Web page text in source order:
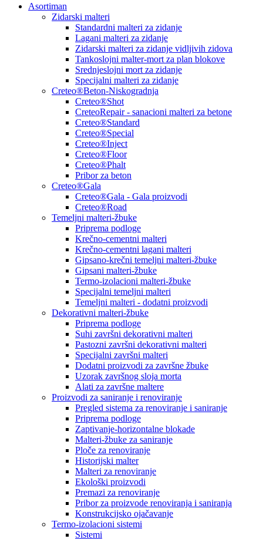
Asortiman
Zidarski malteri
Standardni malteri za zidanje
Lagani malteri za zidanje
Zidarski malteri za zidanje vidljivih zidova
Tankoslojni malter-mort za plan blokove
Srednjeslojni mort za zidanje
Specijalni malteri za zidanje
Creteo®Beton-Niskogradnja
Creteo®Shot
CreteoRepair - sanacioni malteri za betone
Creteo®Standard
Creteo®Special
Creteo®Inject
Creteo®Floor
Creteo®Phalt
Pribor za beton
Creteo®Gala
Creteo®Gala - Gala proizvodi
Creteo®Road
Temeljni malteri-žbuke
Priprema podloge
Krečno-cementni malteri
Krečno-cementni lagani malteri
Gipsano-krečni temeljni malteri-žbuke
Gipsani malteri-žbuke
Termo-izolacioni malteri-žbuke
Specijalni temeljni malteri
Temeljni malteri - dodatni proizvodi
Dekorativni malteri-žbuke
Priprema podloge
Suhi završni dekorativni malteri
Pastozni završni dekorativni malteri
Specijalni završni malteri
Dodatni proizvodi za završne žbuke
Uzorak završnog sloja morta
Alati za završne maltere
Proizvodi za saniranje i renoviranje
Pregled sistema za renoviranje i saniranje
Priprema podloge
Zaptivanje-horizontalne blokade
Malteri-žbuke za saniranje
Ploče za renoviranje
Historijski malter
Malteri za renoviranje
Ekološki proizvodi
Premazi za renoviranje
Pribor za proizvode renoviranja i saniranja
Konstrukcijsko ojačavanje
Termo-izolacioni sistemi
Sistemi